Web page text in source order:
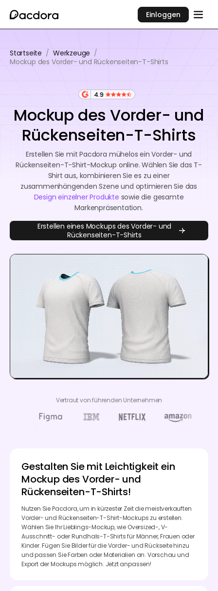
Einloggen
Startseite / Werkzeuge /
Mockup des Vorder- und Rückenseiten-T-Shirts
4.9
Mockup des Vorder- und
Rückenseiten-T-Shirts
Erstellen Sie mit Pacdora mühelos ein Vorder- und
Rückenseiten-T-Shirt-Mockup online. Wählen Sie das T-
Shirt aus, kombinieren Sie es zu einer
zusammenhängenden Szene und optimieren Sie das
Design einzelner Produkte sowie die gesamte
Markenpräsentation.
Erstellen eines Mockups des Vorder- und
Rückenseiten-T-Shirts
Vertraut von führenden Unternehmen
Gestalten Sie mit Leichtigkeit ein
Mockup des Vorder- und
Rückenseiten-T-Shirts!
Nutzen Sie Pacdora, um in kürzester Zeit die meistverkauften
Vorder- und Rückenseiten-T-Shirt-Mockups zu erstellen.
Wählen Sie Ihr Lieblings-Mockup, wie Oversized-, V-
Ausschnitt- oder Rundhals-T-Shirts für Männer, Frauen oder
Kinder. Fügen Sie Bilder für die Vorder- und Rückseite hinzu
und passen Sie Farben oder Materialien an. Vorschau und
Export der Mockups möglich. Jetzt anpassen!